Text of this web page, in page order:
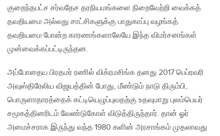
குறைந்தபட்ச சர்வதேச தரநியமங்களை நிறைவேற்றி வைக்கத்
தவறியமை அல்லது சாட்சிகளுக்கு பாதுகாப்பு வழங்கத்
தவறியமை போன்ற காரணங்களாலேயே இந்த விமர்சனங்கள்
முன்வைக்கப்பட்டிருந்தன.
அப்போதைய பிரதமர் ரணில் விக்ரமசிங்க தனது 2017 பெப்ரவரி
அவுஸ்திரேலிய விஜயத்தின் போது, மீண்டும் நாடு திரும்பி,
பொருளாதாரத்தைக் கட்டியெழுப்புவதற்கு உதவுமாறு புலம்பெயர்
சமூகத்தினரிடம் வேண்டுகோள் விடுத்திருந்தார். தான் ஓர்
அமைச்சராக இருந்து வந்த 1980 களின் அரசாங்கம் முதலாவது